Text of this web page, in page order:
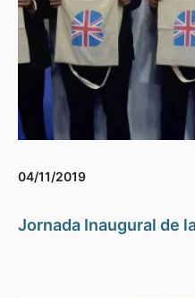
04/11/2019
Jornada Inaugural de